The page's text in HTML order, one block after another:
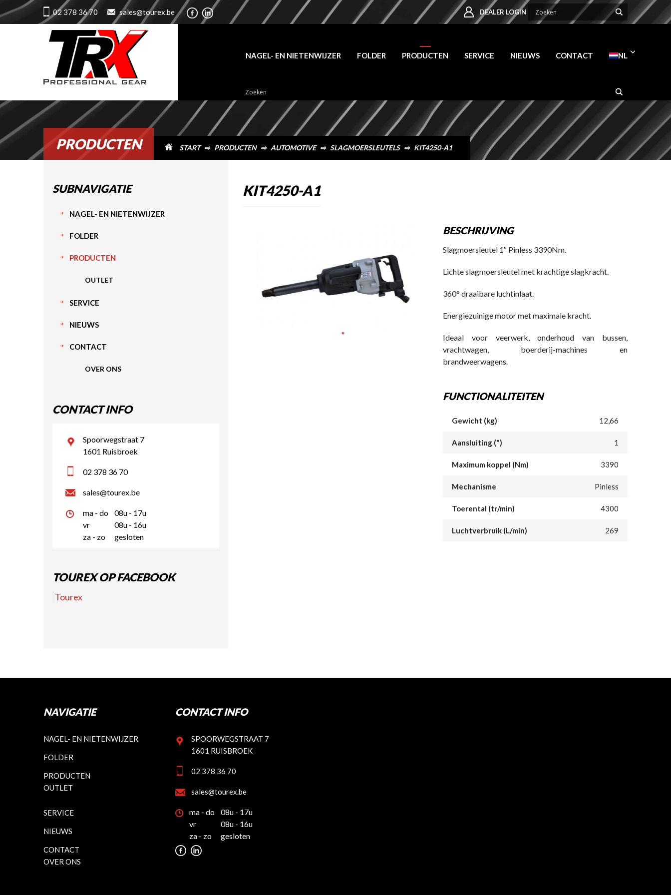
PRODUCTEN START ⇨ PRODUCTEN ⇨ AUTOMOTIVE ⇨ SLAGMOERSLEUTELS ⇨ KIT4250-A1
02 378 36 70 sales@tourex.be DEALER LOGIN
NAGEL- EN NIETENWIJZER FOLDER PRODUCTEN SERVICE NIEUWS CONTACT NL
KIT4250-A1
BESCHRIJVING
Slagmoersleutel 1″ Pinless 3390Nm.
Lichte slagmoersleutel met krachtige slagkracht.
360° draaibare luchtinlaat.
Energiezuinige motor met maximale kracht.
Ideaal voor veerwerk, onderhoud van bussen,
vrachtwagen, boerderij-machines en
brandweerwagens.
FUNCTIONALITEITEN
Gewicht (kg) 12,66
Aansluiting (") 1
Maximum koppel (Nm) 3390
Mechanisme Pinless
Toerental (tr/min) 4300
Luchtverbruik (L/min) 269
SUBNAVIGATIE
NAGEL- EN NIETENWIJZER
FOLDER
PRODUCTEN
OUTLET
SERVICE
NIEUWS
CONTACT
OVER ONS
CONTACT INFO
Spoorwegstraat 7
1601 Ruisbroek
02 378 36 70
sales@tourex.be
ma - do
08u - 17u
vr
08u - 16u
za - zo
gesloten
TOUREX OP FACEBOOK
Tourex
NAVIGATIE
NAGEL- EN NIETENWIJZER
FOLDER
PRODUCTEN
OUTLET
SERVICE
NIEUWS
CONTACT
OVER ONS
CONTACT INFO
SPOORWEGSTRAAT 7
1601 RUISBROEK
02 378 36 70
sales@tourex.be
ma - do
08u - 17u
vr
08u - 16u
za - zo
gesloten